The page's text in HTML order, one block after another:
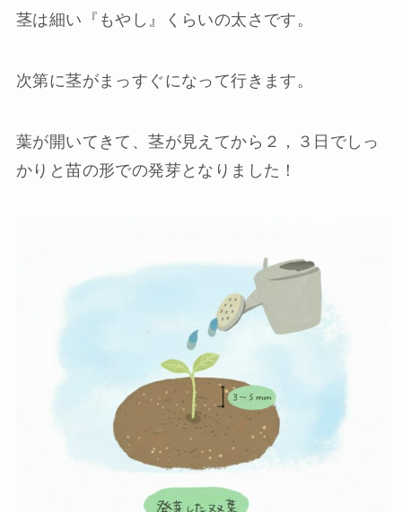
茎は細い『もやし』くらいの太さです。
次第に茎がまっすぐになって行きます。
葉が開いてきて、茎が見えてから２，３日でしっ
かりと苗の形での発芽となりました！